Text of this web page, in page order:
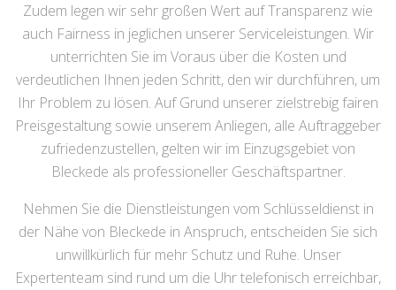
Zudem legen wir sehr großen Wert auf Transparenz wie
auch Fairness in jeglichen unserer Serviceleistungen. Wir
unterrichten Sie im Voraus über die Kosten und
verdeutlichen Ihnen jeden Schritt, den wir durchführen, um
Ihr Problem zu lösen. Auf Grund unserer zielstrebig fairen
Preisgestaltung sowie unserem Anliegen, alle Auftraggeber
zufriedenzustellen, gelten wir im Einzugsgebiet von
Bleckede als professioneller Geschäftspartner.
Nehmen Sie die Dienstleistungen vom Schlüsseldienst in
der Nähe von Bleckede in Anspruch, entscheiden Sie sich
unwillkürlich für mehr Schutz und Ruhe. Unser
Expertenteam sind rund um die Uhr telefonisch erreichbar,